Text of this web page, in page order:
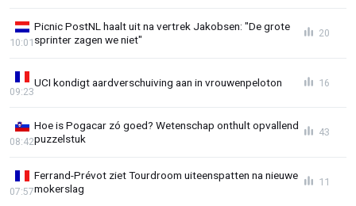
Picnic PostNL haalt uit na vertrek Jakobsen: "De grote
sprinter zagen we niet"
10:01
20
UCI kondigt aardverschuiving aan in vrouwenpeloton
09:23
16
Hoe is Pogacar zó goed? Wetenschap onthult opvallend
puzzelstuk
08:42
43
Ferrand-Prévot ziet Tourdroom uiteenspatten na nieuwe
mokerslag
07:57
11